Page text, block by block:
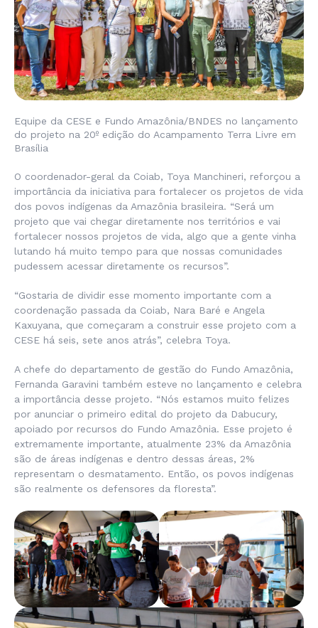
Equipe da CESE e Fundo Amazônia/BNDES no lançamento
do projeto na 20º edição do Acampamento Terra Livre em
Brasília
O coordenador-geral da Coiab, Toya Manchineri, reforçou a
importância da iniciativa para fortalecer os projetos de vida
dos povos indígenas da Amazônia brasileira. “Será um
projeto que vai chegar diretamente nos territórios e vai
fortalecer nossos projetos de vida, algo que a gente vinha
lutando há muito tempo para que nossas comunidades
pudessem acessar diretamente os recursos”.
“Gostaria de dividir esse momento importante com a
coordenação passada da Coiab, Nara Baré e Angela
Kaxuyana, que começaram a construir esse projeto com a
CESE há seis, sete anos atrás”, celebra Toya.
A chefe do departamento de gestão do Fundo Amazônia,
Fernanda Garavini também esteve no lançamento e celebra
a importância desse projeto. “Nós estamos muito felizes
por anunciar o primeiro edital do projeto da Dabucury,
apoiado por recursos do Fundo Amazônia. Esse projeto é
extremamente importante, atualmente 23% da Amazônia
são de áreas indígenas e dentro dessas áreas, 2%
representam o desmatamento. Então, os povos indígenas
são realmente os defensores da floresta”.